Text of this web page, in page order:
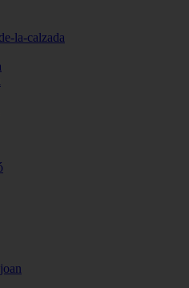
la-calzada